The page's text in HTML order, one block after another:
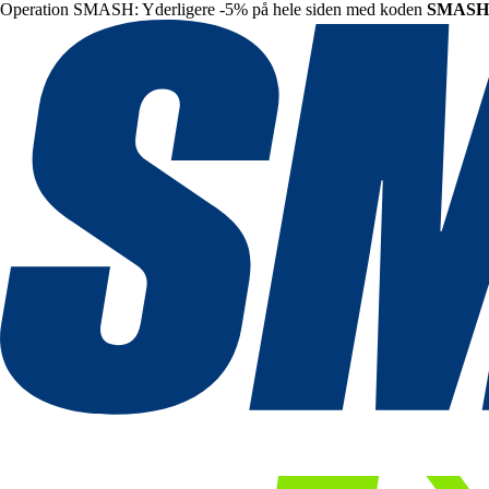
Operation SMASH: Yderligere -5% på hele siden med koden